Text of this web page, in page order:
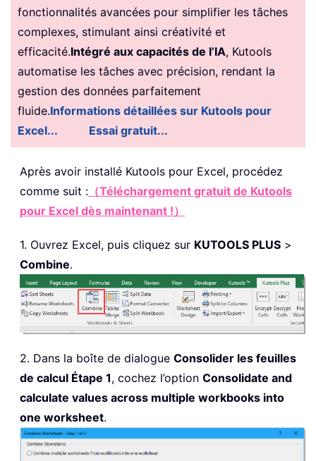
fonctionnalités avancées pour simplifier les tâches
complexes, stimulant ainsi créativité et
efficacité.Intégré aux capacités de l’IA, Kutools
automatise les tâches avec précision, rendant la
gestion des données parfaitement
fluide.Informations détaillées sur Kutools pour
Excel...
Essai gratuit...
Après avoir installé Kutools pour Excel, procédez
comme suit : （Téléchargement gratuit de Kutools
pour Excel dès maintenant !）
1. Ouvrez Excel, puis cliquez sur KUTOOLS PLUS >
Combine.
2. Dans la boîte de dialogue Consolider les feuilles
de calcul Étape 1, cochez l’option Consolidate and
calculate values across multiple workbooks into
one worksheet.